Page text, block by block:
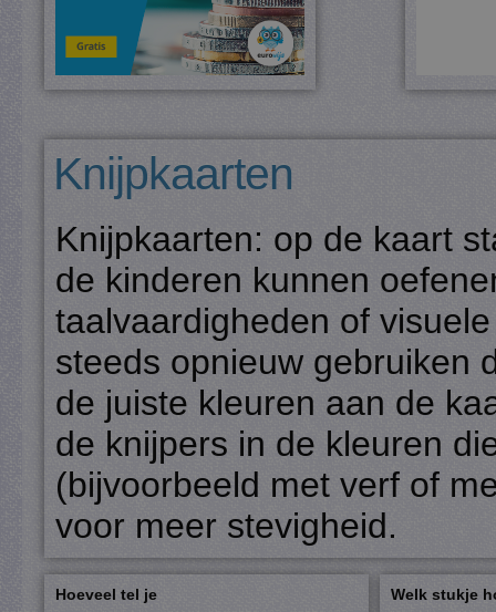
Knijpkaarten
Knijpkaarten: op de kaart
de kinderen kunnen
taalvaardigheden of
steeds opnieuw gebruiken
de juiste kleuren aan de
de knijpers in de kleuren
(bijvoorbeeld met verf of
voor meer stevigheid.
Hoeveel tel je Welk stukje